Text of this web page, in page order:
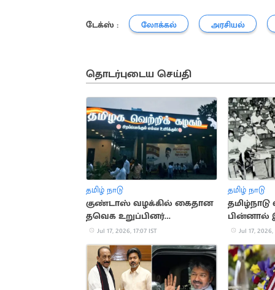
டேக்ஸ் : லோக்கல் அரசியல்
தொடர்புடைய செய்தி
தமிழ் நாடு
குண்டாஸ் வழக்கில் கைதான
தவெக உறுப்பினர்
கட்சியிலிருந்து நீக்கம்
Jul 17, 2026, 17:07 IST
தமிழ் நாடு
பின்னால்
வரலாறு
Jul 17, 2026,